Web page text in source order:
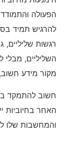
הפעולה
להרגיש תמיד
רגשות
השליליים,
מקור מידע
חשוב להתמקד
האחר
והמחשבות שלו